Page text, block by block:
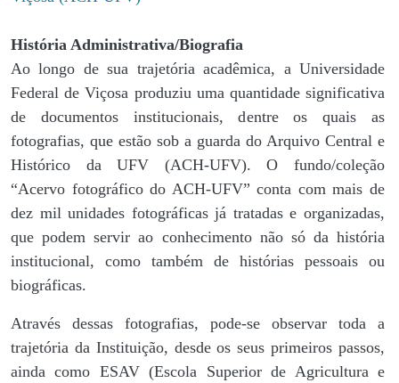
História Administrativa/Biografia
Ao longo de sua trajetória acadêmica, a Universidade
Federal de Viçosa produziu uma quantidade significativa
de documentos institucionais, dentre os quais as
fotografias, que estão sob a guarda do Arquivo Central e
Histórico da UFV (ACH-UFV). O fundo/coleção
“Acervo fotográfico do ACH-UFV” conta com mais de
dez mil unidades fotográficas já tratadas e organizadas,
que podem servir ao conhecimento não só da história
institucional, como também de histórias pessoais ou
biográficas.
Através dessas fotografias, pode-se observar toda a
trajetória da Instituição, desde os seus primeiros passos,
ainda como ESAV (Escola Superior de Agricultura e